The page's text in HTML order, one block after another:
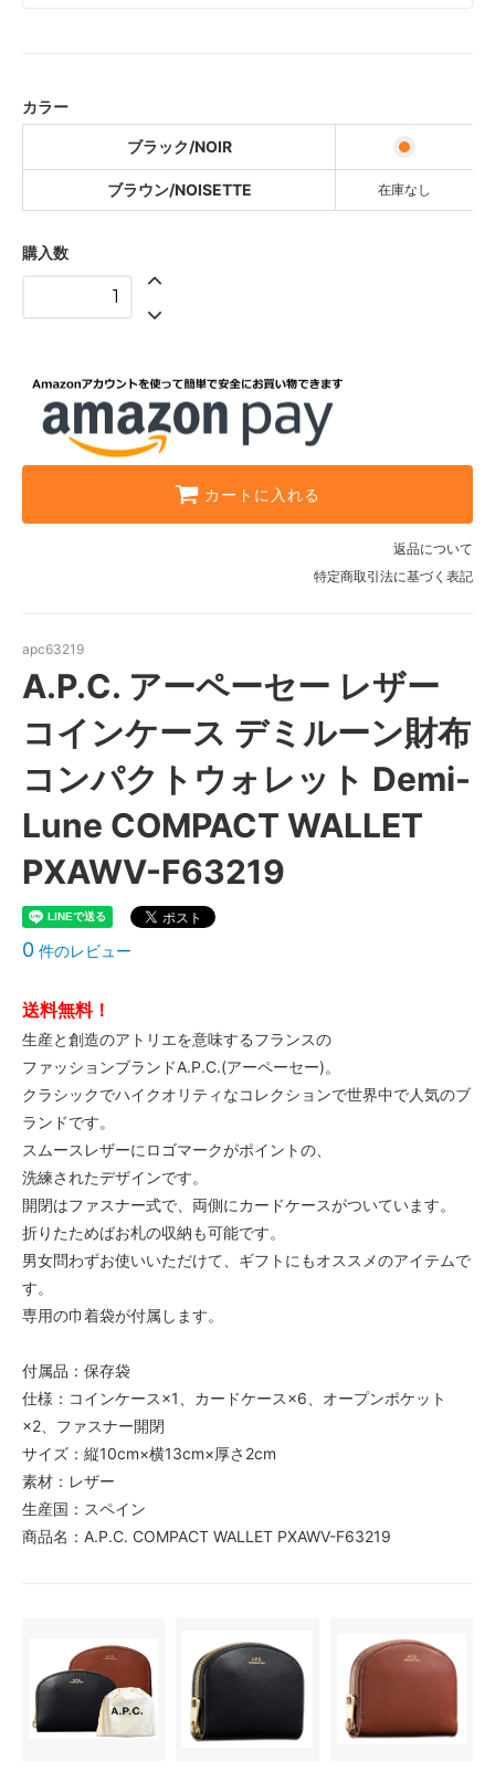
カラー
ブラック/NOIR
ブラウン/NOISETTE 在庫なし
購入数
カートに入れる
返品について
特定商取引法に基づく表記
apc63219
A.P.C. アーペーセー レザー
コインケース デミルーン財布
コンパクトウォレット Demi-
Lune COMPACT WALLET
PXAWV-F63219
0 件のレビュー
送料無料！
生産と創造のアトリエを意味するフランスの
ファッションブランドA.P.C.(アーペーセー)。
クラシックでハイクオリティなコレクションで世界中で人気のブ
ランドです。
スムースレザーにロゴマークがポイントの、
洗練されたデザインです。
開閉はファスナー式で、両側にカードケースがついています。
折りたためばお札の収納も可能です。
男女問わずお使いいただけて、ギフトにもオススメのアイテムで
す。
専用の巾着袋が付属します。
付属品：保存袋
仕様：コインケース×1、カードケース×6、オープンポケット
×2、ファスナー開閉
サイズ：縦10cm×横13cm×厚さ2cm
素材：レザー
生産国：スペイン
商品名：A.P.C. COMPACT WALLET PXAWV-F63219